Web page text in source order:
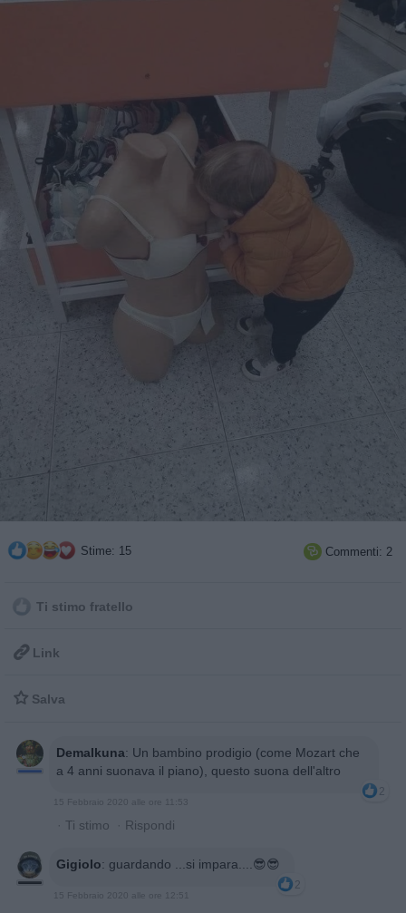
Stime: 15  Commenti: 2
Ti stimo fratello
 Link
 Salva
DemaIkuna: Un bambino prodigio (come Mozart che
a 4 anni suonava il piano), questo suona dell'altro
2
15 Febbraio 2020 alle ore 11:53
· Ti stimo · Rispondi
Gigiolo: guardando ...si impara....😎😎
2
15 Febbraio 2020 alle ore 12:51